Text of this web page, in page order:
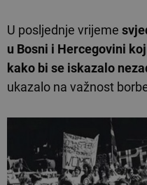
U posljednje vrijeme
u Bosni i Hercegovini
kako bi se iskazalo
ukazalo na važnost